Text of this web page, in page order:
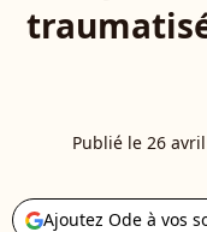
Publié le 26
Ajoutez Ode à vos